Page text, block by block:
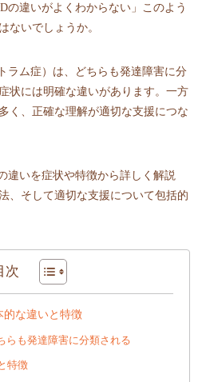
の違いがよくわからない」このよう
ないでしょうか。
ラム症）は、どちらも発達障害に分
状には明確な違いがあります。一方
く、正確な理解が適切な支援につな
違いを症状や特徴から詳しく解説
、そして適切な支援について包括的
次
的な違いと特徴
らも発達障害に分類される
特徴